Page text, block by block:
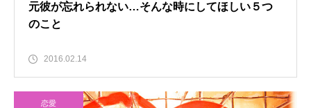
元彼が忘れられない…そんな時にしてほしい５つ
のこと
2016.02.14
恋愛